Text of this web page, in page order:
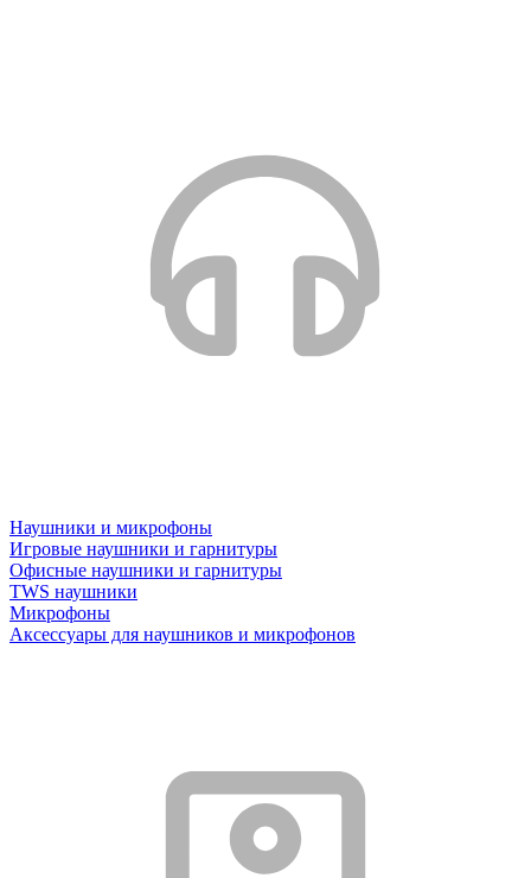
Наушники и микрофоны
Игровые наушники и гарнитуры
Офисные наушники и гарнитуры
TWS наушники
Микрофоны
Аксессуары для наушников и микрофонов